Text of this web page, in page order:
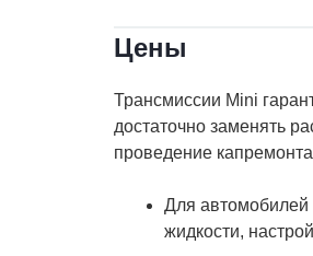
Цены
Трансмиссии Mini
достаточно заменять
проведение
Для автомобилей
жидкости,